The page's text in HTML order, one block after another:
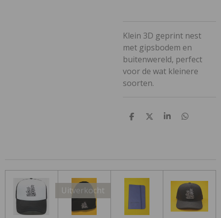
Klein 3D geprint nest
met gipsbodem en
buitenwereld, perfect
voor de wat kleinere
soorten.
D
D
S
D
Uitverkocht